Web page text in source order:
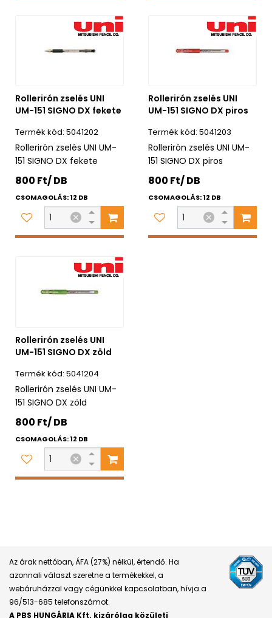
Rollerirón zselés UNI
UM-151 SIGNO DX fekete
5041202
Rollerirón zselés UNI UM-
151 SIGNO DX fekete
800 Ft/ DB
CSOMAGOLÁS: 12 DB
Rollerirón zselés UNI
UM-151 SIGNO DX piros
5041203
Rollerirón zselés UNI UM-
151 SIGNO DX piros
800 Ft/ DB
CSOMAGOLÁS: 12 DB
Rollerirón zselés UNI
UM-151 SIGNO DX zöld
5041204
Rollerirón zselés UNI UM-
151 SIGNO DX zöld
800 Ft/ DB
CSOMAGOLÁS: 12 DB
Az árak nettóban, ÁFA (27%) nélkül, értendő. Ha
azonnali választ szeretne a termékekkel, a
webáruházzal vagy cégünkkel kapcsolatban, hívja a
96/513-685 telefonszámot.
A PBS HUNGÁRIA Kft. kizárólag közületi